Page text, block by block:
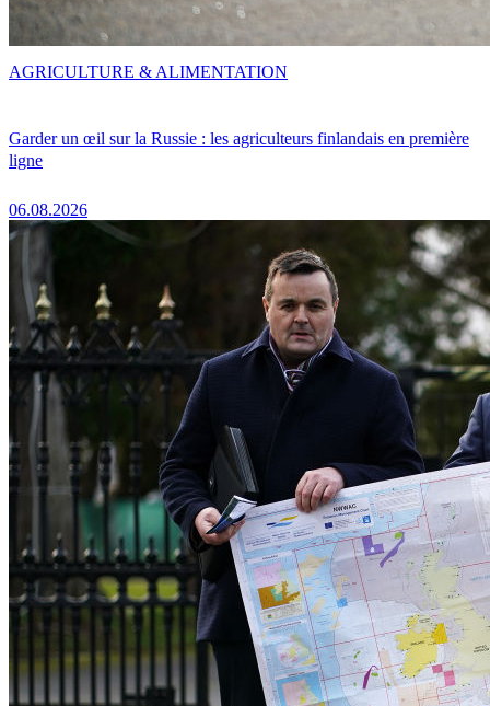
Garder un œil sur la Russie : les agriculteurs finlandais en première
ligne
06.08.2026
AGRICULTURE & ALIMENTATION